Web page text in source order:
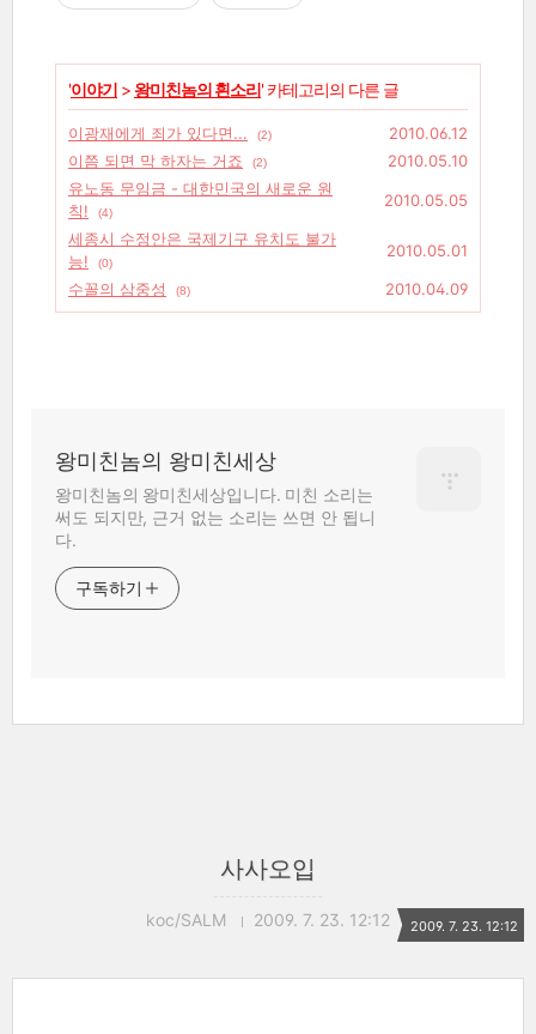
'이야기 > 왕미친놈의 흰소리' 카테고리의 다른 글
이광재에게 죄가 있다면... (2)
2010.06.12
이쯤 되면 막 하자는 거죠
(2)
2010.05.10
유노동 무임금 - 대한민국의 새로운 원
칙!
(4)
2010.05.05
세종시 수정안은 국제기구 유치도 불가
능!
(0)
2010.05.01
수꼴의 삼중성
(8) 2010.04.09
왕미친놈의 왕미친세상
왕미친놈의 왕미친세상입니다. 미친 소리는
써도 되지만, 근거 없는 소리는 쓰면 안 됩니
다.
구독하기
사사오입
koc/SALM 2009. 7. 23. 12:12 2009. 7. 23. 12:12